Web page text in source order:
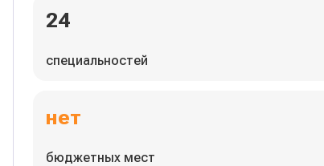
24
специальностей
нет
бюджетных мест